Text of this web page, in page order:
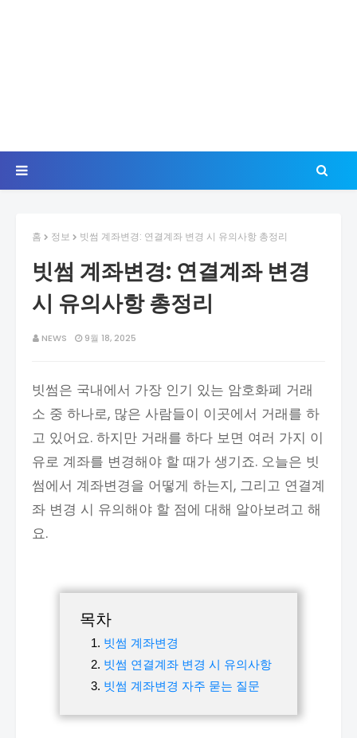
홈 정보 빗썸 계좌변경: 연결계좌 변경 시 유의사항 총정리
빗썸 계좌변경: 연결계좌 변경
시 유의사항 총정리
NEWS 9월 18, 2025
빗썸은 국내에서 가장 인기 있는 암호화폐 거래
소 중 하나로, 많은 사람들이 이곳에서 거래를 하
고 있어요. 하지만 거래를 하다 보면 여러 가지 이
유로 계좌를 변경해야 할 때가 생기죠. 오늘은 빗
썸에서 계좌변경을 어떻게 하는지, 그리고 연결계
좌 변경 시 유의해야 할 점에 대해 알아보려고 해
요.
목차
빗썸 계좌변경
빗썸 연결계좌 변경 시 유의사항
빗썸 계좌변경 자주 묻는 질문